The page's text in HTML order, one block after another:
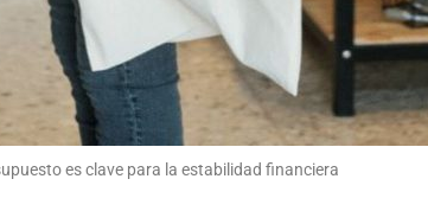
es clave para la estabilidad financiera